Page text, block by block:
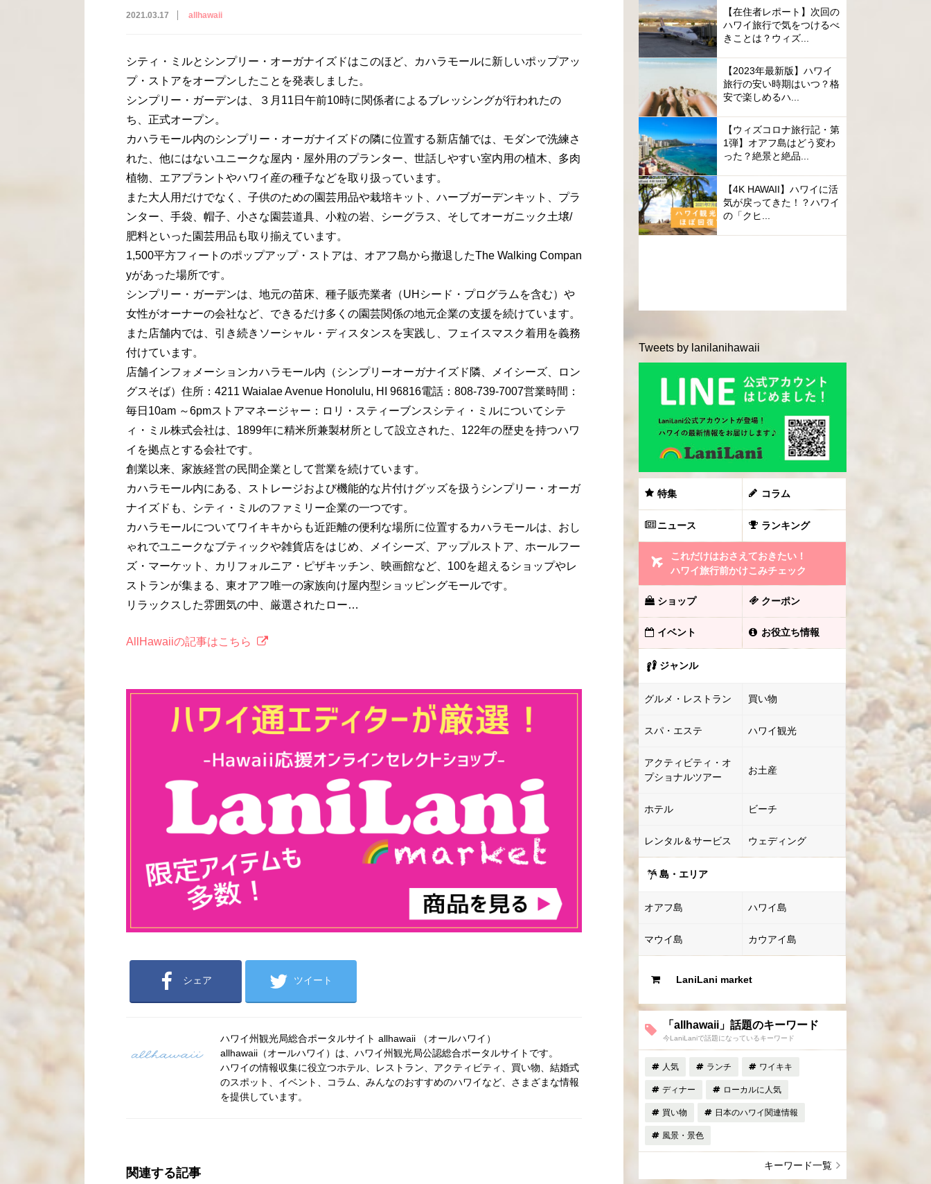
2021.03.17 allhawaii
シティ・ミルとシンプリー・オーガナイズドはこのほど、カハラモールに新しいポップアッ
プ・ストアをオープンしたことを発表しました。
シンプリー・ガーデンは、３月11日午前10時に関係者によるブレッシングが行われたの
ち、正式オープン。
カハラモール内のシンプリー・オーガナイズドの隣に位置する新店舗では、モダンで洗練さ
れた、他にはないユニークな屋内・屋外用のプランター、世話しやすい室内用の植木、多肉
植物、エアプラントやハワイ産の種子などを取り扱っています。
また大人用だけでなく、子供のための園芸用品や栽培キット、ハーブガーデンキット、プラ
ンター、手袋、帽子、小さな園芸道具、小粒の岩、シーグラス、そしてオーガニック土壌/
肥料といった園芸用品も取り揃えています。
1,500平方フィートのポップアップ・ストアは、オアフ島から撤退したThe Walking Compan
yがあった場所です。
シンプリー・ガーデンは、地元の苗床、種子販売業者（UHシード・プログラムを含む）や
女性がオーナーの会社など、できるだけ多くの園芸関係の地元企業の支援を続けています。
また店舗内では、引き続きソーシャル・ディスタンスを実践し、フェイスマスク着用を義務
付けています。
店舗インフォメーションカハラモール内（シンプリーオーガナイズド隣、メイシーズ、ロン
グスそば）住所：4211 Waialae Avenue Honolulu, HI 96816電話：808-739-7007営業時間：
毎日10am ～6pmストアマネージャー：ロリ・スティーブンスシティ・ミルについてシテ
ィ・ミル株式会社は、1899年に精米所兼製材所として設立された、122年の歴史を持つハワ
イを拠点とする会社です。
創業以来、家族経営の民間企業として営業を続けています。
カハラモール内にある、ストレージおよび機能的な片付けグッズを扱うシンプリー・オーガ
ナイズドも、シティ・ミルのファミリー企業の一つです。
カハラモールについてワイキキからも近距離の便利な場所に位置するカハラモールは、おし
ゃれでユニークなブティックや雑貨店をはじめ、メイシーズ、アップルストア、ホールフー
ズ・マーケット、カリフォルニア・ピザキッチン、映画館など、100を超えるショップやレ
ストランが集まる、東オアフ唯一の家族向け屋内型ショッピングモールです。
リラックスした雰囲気の中、厳選されたロー…
AllHawaiiの記事はこちら
シェア ツイート
ハワイ州観光局総合ポータルサイト allhawaii （オールハワイ）
allhawaii（オールハワイ）は、ハワイ州観光局公認総合ポータルサイトです。
ハワイの情報収集に役立つホテル、レストラン、アクティビティ、買い物、結婚式
のスポット、イベント、コラム、みんなのおすすめのハワイなど、さまざまな情報
を提供しています。
関連する記事
【在住者レポート】次回の
ハワイ旅行で気をつけるべ
きことは？ウィズ...
【2023年最新版】ハワイ
旅行の安い時期はいつ？格
安で楽しめるハ...
【ウィズコロナ旅行記・第
1弾】オアフ島はどう変わ
った？絶景と絶品...
【4K HAWAII】ハワイに活
気が戻ってきた！？ハワイ
の「クヒ...
Tweets by lanilanihawaii
特集 コラム
ニュース ランキング
これだけはおさえておきたい！
ハワイ旅行前かけこみチェック
ショップ クーポン
イベント お役立ち情報
ジャンル
グルメ・レストラン 買い物
スパ・エステ ハワイ観光
アクティビティ・オ
プショナルツアー
お土産
ホテル ビーチ
レンタル＆サービス ウェディング
島・エリア
オアフ島 ハワイ島
マウイ島 カウアイ島
LaniLani market
「allhawaii」話題のキーワード
今LaniLaniで話題になっているキーワード
人気 ランチ ワイキキ
ディナー ローカルに人気
買い物 日本のハワイ関連情報
風景・景色
キーワード一覧